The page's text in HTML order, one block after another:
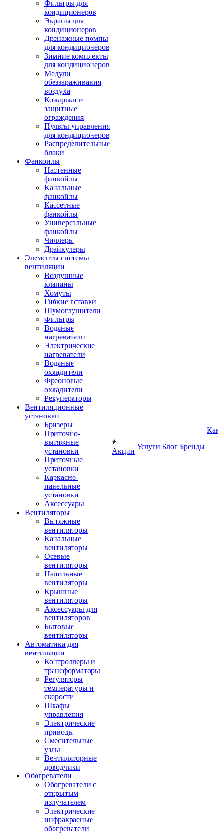
Фильтры для
кондиционеров
Экраны для
кондиционеров
Дренажные помпы
для кондиционеров
Зимние комплекты
для кондиционеров
Модули
обеззараживания
воздуха
Козырьки и
защитные
ограждения
Пульты управления
для кондиционеров
Распределительные
блоки
Фанкойлы
Настенные
фанкойлы
Канальные
фанкойлы
Кассетные
фанкойлы
Универсальные
фанкойлы
Чиллеры
Драйкулеры
Элементы системы
вентиляции
Воздушные
клапаны
Хомуты
Гибкие вставки
Шумоглушители
Фильтры
Водяные
нагреватели
Электрические
нагреватели
Водяные
охладители
Фреоновые
охладители
Рекуператоры
Вентиляционные
установки
Бризеры
Приточно-
вытяжные
установки
Приточные
установки
Каркасно-
панельные
установки
Аксессуары
Вентиляторы
Вытяжные
вентиляторы
Канальные
вентиляторы
Осевые
вентиляторы
Напольные
вентиляторы
Крышные
вентиляторы
Аксессуары для
вентиляторов
Бытовые
вентиляторы
Автоматика для
вентиляции
Контроллеры и
трансформаторы
Регуляторы
температуры и
скорости
Шкафы
управления
Электрические
приводы
Смесительные
узлы
Вентиляторные
доводчики
Обогреватели
Обогреватели с
открытым
излучателем
Электрические
инфракрасные
обогреватели
Акции
Услуги Блог Бренды